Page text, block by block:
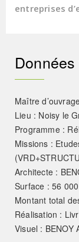
entreprises
Maître
Lieu : Noisy le
Programme :
Missions :
Architecte :
Surface : 56 000
Montant total
Réalisation :
Visuel : BENOY